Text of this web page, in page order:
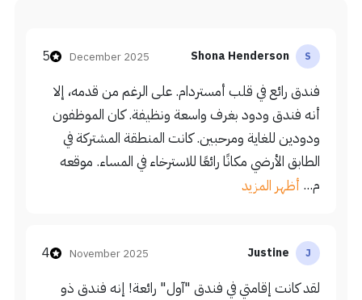
S
Shona Henderson
December 2025
5
فندق رائع في قلب أمستردام. على الرغم من قدمه، إلا
أنه فندق ودود بغرف واسعة ونظيفة. كان الموظفون
ودودين للغاية ومرحبين. كانت المنطقة المشتركة في
الطابق الأرضي مكانًا رائعًا للاسترخاء في المساء. موقعه
م... أظهر المزيد
J
Justine
November 2025
4
لقد كانت إقامتي في فندق "آول" رائعة! إنه فندق ذو